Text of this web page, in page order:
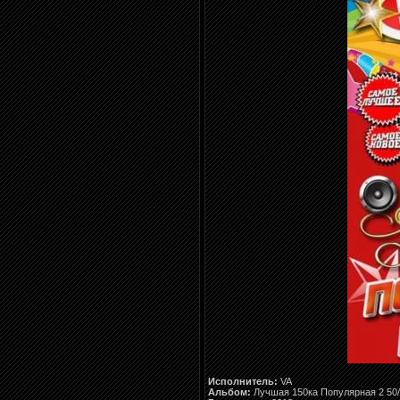
Исполнитель:VA
Альбом:Лучшая 150ка Популярная 2